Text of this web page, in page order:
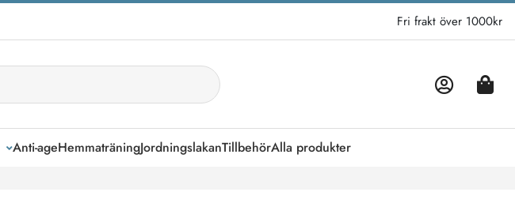
Fri frakt över 1000kr
Anti-ageHemmaträningJordningslakanTillbehörAlla produkter